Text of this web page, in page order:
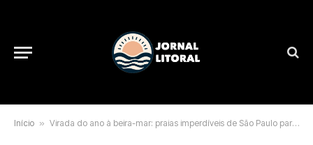
Início » Virada do ano à beira-mar: praias imperdíveis de São Paulo para o Réveillon